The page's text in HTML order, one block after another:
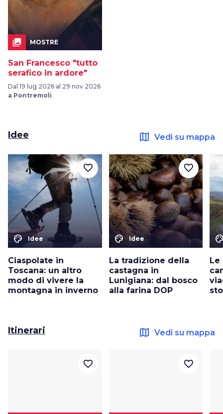
collections MOSTRE
San Francesco "tutto
serafico in ardore"
Dal 19 lug 2026 al 29 nov 2026
a Pontremoli
Idee map Vedi su mappa
color_lens Idee
Ciaspolate in
Toscana: un altro
modo di vivere la
montagna in inverno
favorite_border
color_lens Idee
La tradizione della
castagna in
Lunigiana: dal bosco
alla farina DOP
favorite_border
Itinerari map Vedi su mappa
favorite_border favorite_border